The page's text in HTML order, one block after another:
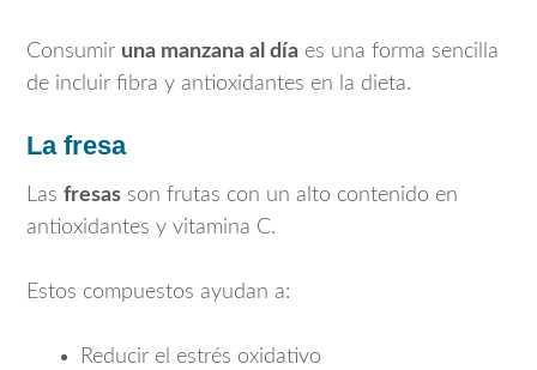
Consumir una manzana al día es una forma sencilla
de incluir fibra y antioxidantes en la dieta.
La fresa
Las fresas son frutas con un alto contenido en
antioxidantes y vitamina C.
Estos compuestos ayudan a:
Reducir el estrés oxidativo